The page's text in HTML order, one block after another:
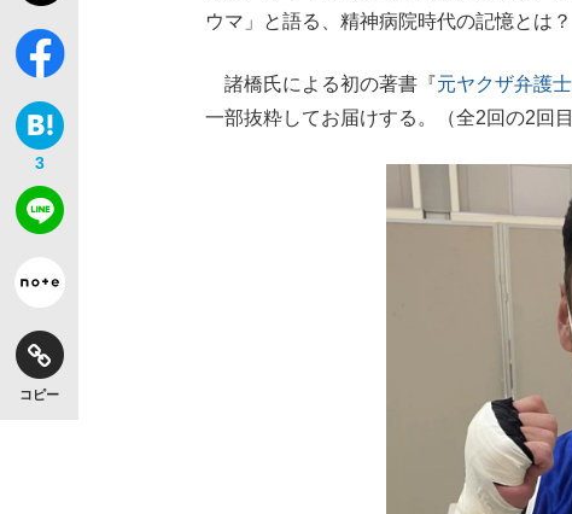
3
コピー
ウマ」と語る、精神病院時代の記憶とは？
諸橋氏による初の著書『元ヤクザ弁護
一部抜粋してお届けする。（全2回の2回